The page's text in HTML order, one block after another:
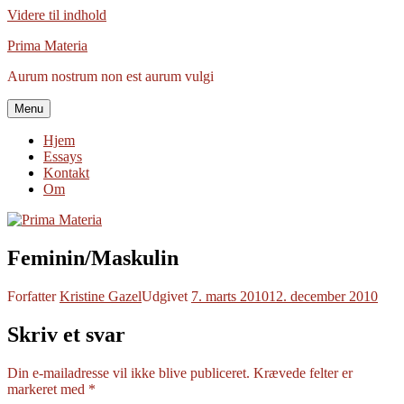
Videre til indhold
Prima Materia
Aurum nostrum non est aurum vulgi
Menu
Hjem
Essays
Kontakt
Om
Feminin/Maskulin
ForfatterKristine GazelUdgivet 7. marts 201012. december 2010
Skriv et svar
Din e-mailadresse vil ikke blive publiceret. Krævede felter er
markeret med *